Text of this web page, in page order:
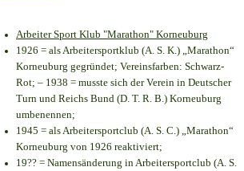
Arbeiter Sport Klub "Marathon" Korneuburg
1926 = als Arbeitersportklub (A. S. K.) „Marathon“
Korneuburg gegründet; Vereinsfarben: Schwarz-
Rot; – 1938 = musste sich der Verein in Deutscher
Turn und Reichs Bund (D. T. R. B.) Korneuburg
umbenennen;
1945 = als Arbeitersportclub (A. S. C.) „Marathon“
Korneuburg von 1926 reaktiviert;
19?? = Namensänderung in Arbeitersportclub (A. S.